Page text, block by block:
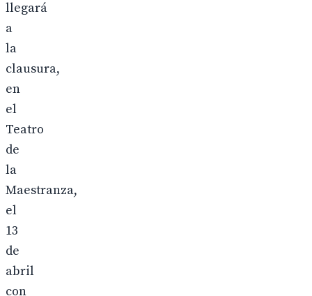
llegará
a
la
clausura,
en
el
Teatro
de
la
Maestranza,
el
13
de
abril
con